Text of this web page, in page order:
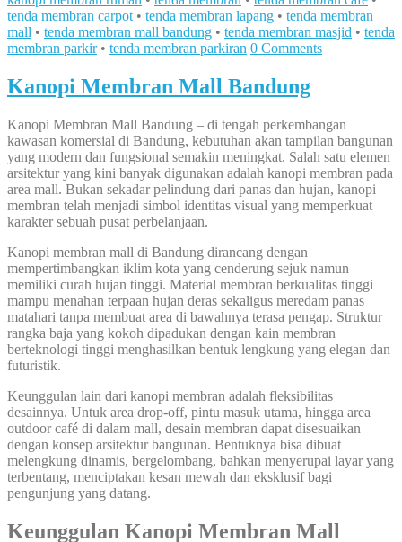
tenda membran carpot • tenda membran lapang • tenda membran
mall • tenda membran mall bandung • tenda membran masjid • tenda
membran parkir• tenda membran parkiran 0 Comments
Kanopi Membran Mall Bandung
Kanopi Membran Mall Bandung – di tengah perkembangan
kawasan komersial di Bandung, kebutuhan akan tampilan bangunan
yang modern dan fungsional semakin meningkat. Salah satu elemen
arsitektur yang kini banyak digunakan adalah kanopi membran pada
area mall. Bukan sekadar pelindung dari panas dan hujan, kanopi
membran telah menjadi simbol identitas visual yang memperkuat
karakter sebuah pusat perbelanjaan.
Kanopi membran mall di Bandung dirancang dengan
mempertimbangkan iklim kota yang cenderung sejuk namun
memiliki curah hujan tinggi. Material membran berkualitas tinggi
mampu menahan terpaan hujan deras sekaligus meredam panas
matahari tanpa membuat area di bawahnya terasa pengap. Struktur
rangka baja yang kokoh dipadukan dengan kain membran
berteknologi tinggi menghasilkan bentuk lengkung yang elegan dan
futuristik.
Keunggulan lain dari kanopi membran adalah fleksibilitas
desainnya. Untuk area drop-off, pintu masuk utama, hingga area
outdoor café di dalam mall, desain membran dapat disesuaikan
dengan konsep arsitektur bangunan. Bentuknya bisa dibuat
melengkung dinamis, bergelombang, bahkan menyerupai layar yang
terbentang, menciptakan kesan mewah dan eksklusif bagi
pengunjung yang datang.
Keunggulan Kanopi Membran Mall